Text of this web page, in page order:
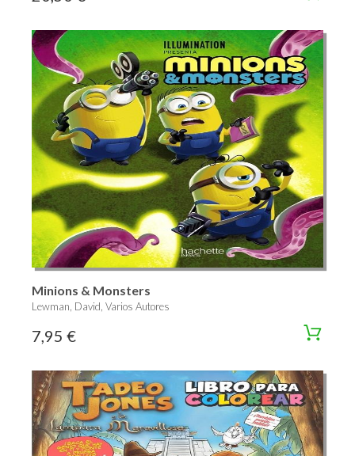
Minions & Monsters
Lewman, David, Varios Autores
7,95 €